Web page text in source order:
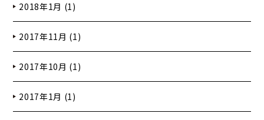
2018年1月 (1)
2017年11月 (1)
2017年10月 (1)
2017年1月 (1)